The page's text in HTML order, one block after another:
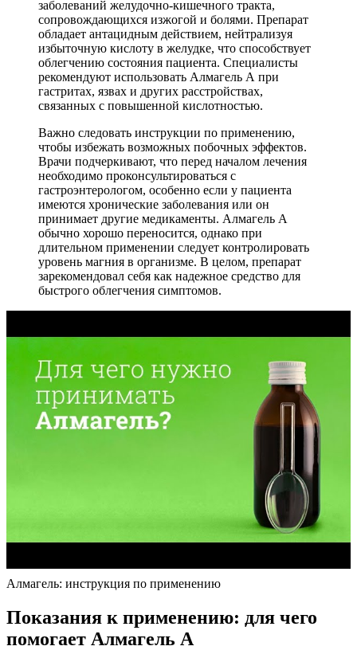
заболеваний желудочно-кишечного тракта,
сопровождающихся изжогой и болями. Препарат
обладает антацидным действием, нейтрализуя
избыточную кислоту в желудке, что способствует
облегчению состояния пациента. Специалисты
рекомендуют использовать Алмагель А при
гастритах, язвах и других расстройствах,
связанных с повышенной кислотностью.
Важно следовать инструкции по применению,
чтобы избежать возможных побочных эффектов.
Врачи подчеркивают, что перед началом лечения
необходимо проконсультироваться с
гастроэнтерологом, особенно если у пациента
имеются хронические заболевания или он
принимает другие медикаменты. Алмагель А
обычно хорошо переносится, однако при
длительном применении следует контролировать
уровень магния в организме. В целом, препарат
зарекомендовал себя как надежное средство для
быстрого облегчения симптомов.
Алмагель: инструкция по применению
Показания к применению: для чего
помогает Алмагель А